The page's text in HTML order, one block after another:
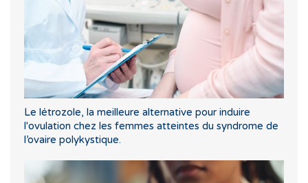
Le létrozole, la meilleure alternative pour induire
l'ovulation chez les femmes atteintes du syndrome de
l’ovaire polykystique.